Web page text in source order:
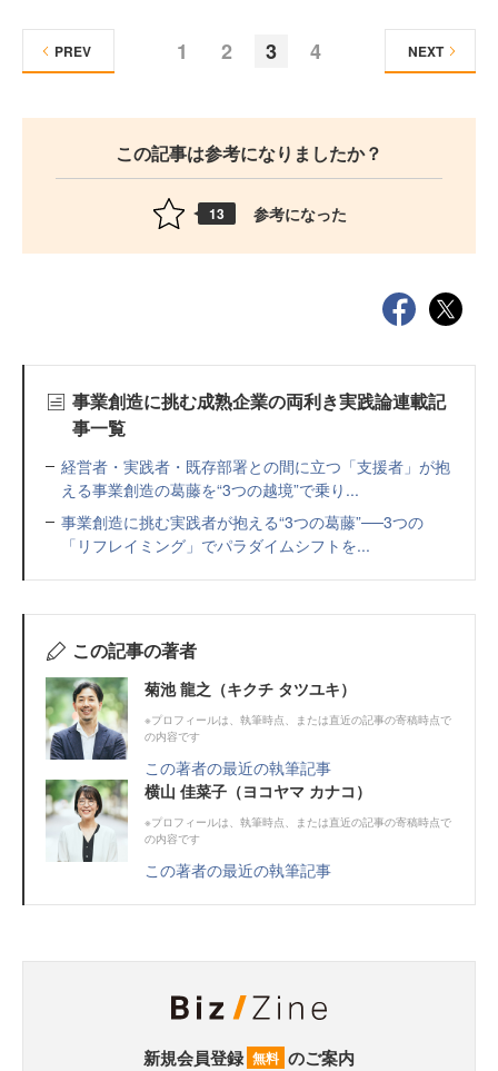
1 2 3 4
PREV NEXT
この記事は参考になりましたか？
13 参考になった
事業創造に挑む成熟企業の両利き実践論連載記
事一覧
経営者・実践者・既存部署との間に立つ「支援者」が抱
える事業創造の葛藤を“3つの越境”で乗り...
事業創造に挑む実践者が抱える“3つの葛藤”──3つの
「リフレイミング」でパラダイムシフトを...
この記事の著者
菊池 龍之（キクチ タツユキ）
※プロフィールは、執筆時点、または直近の記事の寄稿時点で
の内容です
この著者の最近の執筆記事
横山 佳菜⼦（ヨコヤマ カナコ）
※プロフィールは、執筆時点、または直近の記事の寄稿時点で
の内容です
この著者の最近の執筆記事
新規会員登録 無料 のご案内